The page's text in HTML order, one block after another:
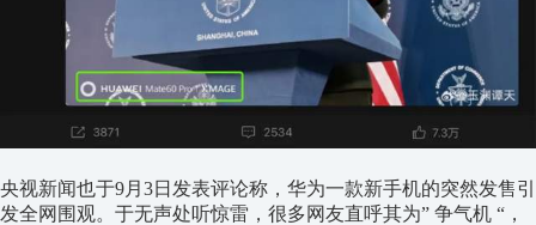
央视新闻也于9月3日发表评论称，华为一款新手机的突然发售引
发全网围观。于无声处听惊雷，很多网友直呼其为” 争气机 “，